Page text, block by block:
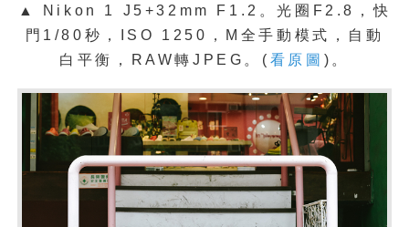
▲ Nikon 1 J5+32mm F1.2。光圈F2.8，快
門1/80秒，ISO 1250，M全手動模式，自動
白平衡，RAW轉JPEG。( 看原圖 )。